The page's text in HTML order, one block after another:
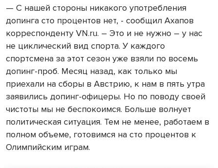
— С нашей стороны никакого употребления
допинга сто процентов нет, - сообщил Ахапов
корреспонденту VN.ru. – Это и не нужно – у нас
не циклический вид спорта. У каждого
спортсмена за этот сезон уже взяли по восемь
допинг-проб. Месяц назад, как только мы
приехали на сборы в Австрию, к нам в пять утра
заявились допинг-офицеры. Но по поводу своей
чистоты мы не беспокоимся. Больше волнует
политическая ситуация. Тем не менее, работаем в
полном объеме, готовимся на сто процентов к
Олимпийским играм.